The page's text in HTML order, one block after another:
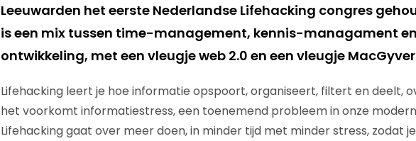
Leeuwarden het eerste Nederlandse Lifehacking congres
is een mix tussen time-management, kennis-managament
ontwikkeling, met een vleugje web 2.0 en een vleugje
Lifehacking leert je hoe informatie opspoort, organiseert, filtert en deelt,
het voorkomt informatiestress, een toenemend probleem in onze
Lifehacking gaat over meer doen, in minder tijd met minder stress, zodat